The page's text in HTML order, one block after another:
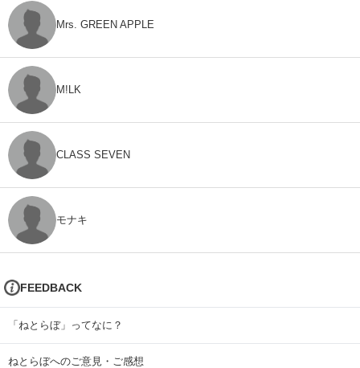
Mrs. GREEN APPLE
M!LK
CLASS SEVEN
モナキ
FEEDBACK
「ねとらぼ」ってなに？
ねとらぼへのご意見・ご感想